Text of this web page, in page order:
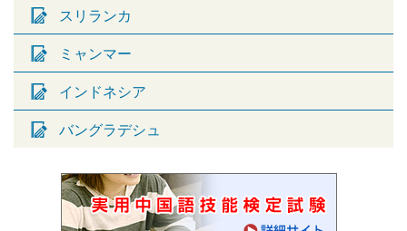
スリランカ
ミャンマー
インドネシア
バングラデシュ